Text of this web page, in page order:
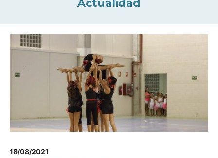
Actualidad
18/08/2021